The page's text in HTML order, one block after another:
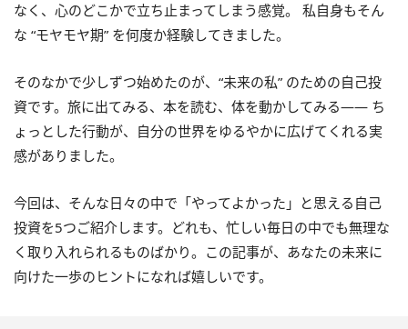
なく、心のどこかで立ち止まってしまう感覚。 私自身もそん
な “モヤモヤ期” を何度か経験してきました。
そのなかで少しずつ始めたのが、“未来の私” のための自己投
資です。旅に出てみる、本を読む、体を動かしてみる—— ち
ょっとした行動が、自分の世界をゆるやかに広げてくれる実
感がありました。
今回は、そんな日々の中で「やってよかった」と思える自己
投資を5つご紹介します。どれも、忙しい毎日の中でも無理な
く取り入れられるものばかり。この記事が、あなたの未来に
向けた一歩のヒントになれば嬉しいです。